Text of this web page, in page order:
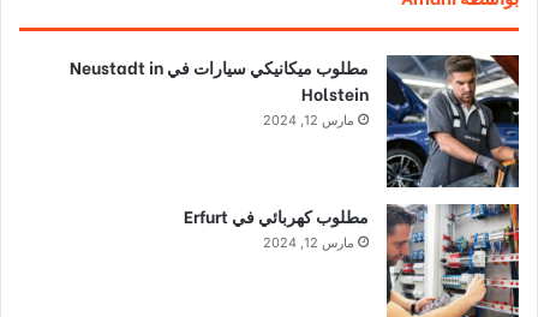
مطلوب ميكانيكي سيارات في Neustadt in
Holstein
مارس 12, 2024
مطلوب كهربائي في Erfurt
مارس 12, 2024